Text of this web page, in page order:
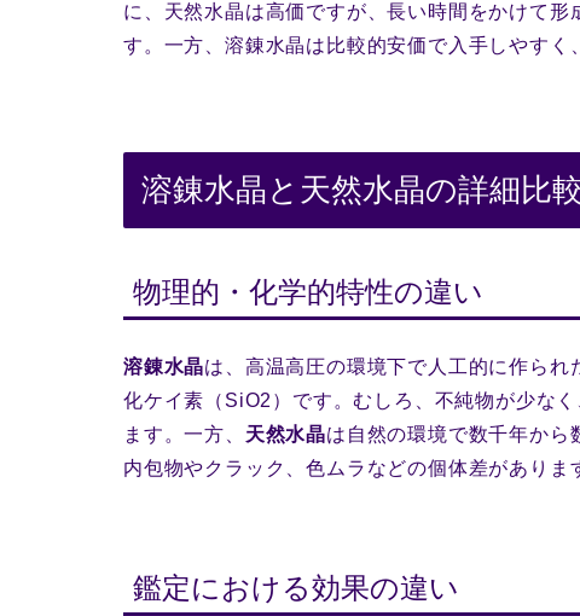
に、天然水晶は高価ですが、長い時間をかけて
す。一方、溶錬水晶は比較的安価で入手しやすく
溶錬水晶と天然水晶の詳細比較
物理的・化学的特性の違い
溶錬水晶は、高温高圧の環境下で人工的に作ら
化ケイ素（SiO2）です。むしろ、不純物が少な
ます。一方、 天然水晶は自然の環境で数千年から
内包物やクラック、色ムラなどの個体差がありま
鑑定における効果の違い